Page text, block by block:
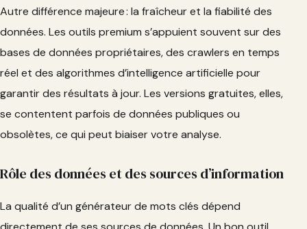
Autre différence majeure : la fraîcheur et la fiabilité des
données. Les outils premium s’appuient souvent sur des
bases de données propriétaires, des crawlers en temps
réel et des algorithmes d’intelligence artificielle pour
garantir des résultats à jour. Les versions gratuites, elles,
se contentent parfois de données publiques ou
obsolètes, ce qui peut biaiser votre analyse.
Rôle des données et des sources d’information
La qualité d’un générateur de mots clés dépend